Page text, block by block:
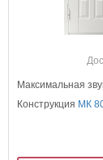
Максимальная
Конструкция МК